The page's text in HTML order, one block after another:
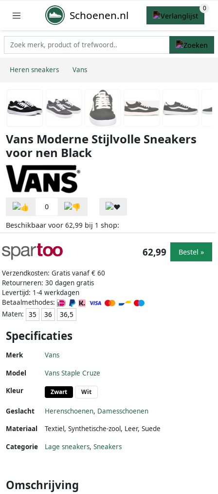
Schoenen.nl
Heren sneakers Vans
Vans Moderne Stijlvolle Sneakers
voor nen Black
0
Beschikbaar voor 62,99 bij 1 shop:
Verzendkosten: Gratis vanaf € 60
Retourneren: 30 dagen gratis
Levertijd: 1-4 werkdagen
Betaalmethodes:
Maten:
35 36 36,5
62,99 Bestel »
Specificaties
Merk Vans
Model
Vans Staple Cruze
Kleur
Zwart Wit
Geslacht Herenschoenen, Damesschoenen
Materiaal
Textiel, Synthetische-zool, Leer, Suede
Categorie Lage sneakers, Sneakers
Omschrijving